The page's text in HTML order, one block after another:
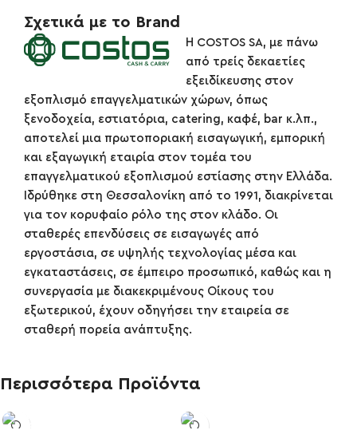
Σχετικά με το Brand
Η COSTOS SA, με πάνω
από τρείς δεκαετίες
εξειδίκευσης στον
εξοπλισμό επαγγελματικών χώρων, όπως
ξενοδοχεία, εστιατόρια, catering, καφέ, bar κ.λπ.,
αποτελεί μια πρωτοποριακή εισαγωγική, εμπορική
και εξαγωγική εταιρία στον τομέα του
επαγγελματικού εξοπλισμού εστίασης στην Ελλάδα.
Ιδρύθηκε στη Θεσσαλονίκη από το 1991, διακρίνεται
για τον κορυφαίο ρόλο της στον κλάδο. Οι
σταθερές επενδύσεις σε εισαγωγές από
εργοστάσια, σε υψηλής τεχνολογίας μέσα και
εγκαταστάσεις, σε έμπειρο προσωπικό, καθώς και η
συνεργασία με διακεκριμένους Οίκους του
εξωτερικού, έχουν οδηγήσει την εταιρεία σε
σταθερή πορεία ανάπτυξης.
Περισσότερα Προϊόντα